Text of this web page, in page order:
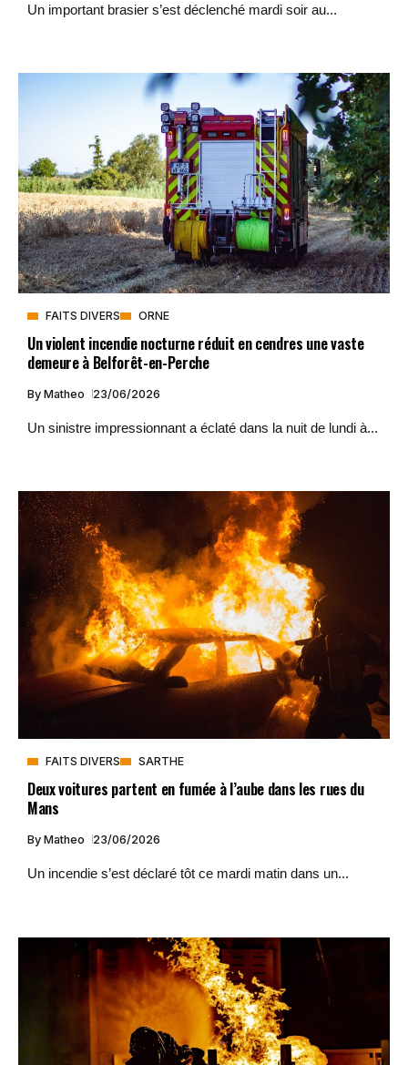
Un important brasier s’est déclenché mardi soir au...
FAITS DIVERS ORNE
Un violent incendie nocturne réduit en cendres une vaste
demeure à Belforêt-en-Perche
By Matheo 23/06/2026
Un sinistre impressionnant a éclaté dans la nuit de lundi à...
FAITS DIVERS SARTHE
Deux voitures partent en fumée à l’aube dans les rues du
Mans
By Matheo 23/06/2026
Un incendie s’est déclaré tôt ce mardi matin dans un...